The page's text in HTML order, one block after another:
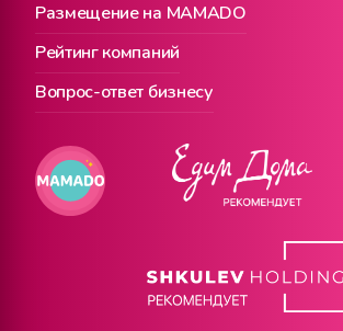
Размещение на MAMADO
Рейтинг компаний
Вопрос-ответ бизнесу